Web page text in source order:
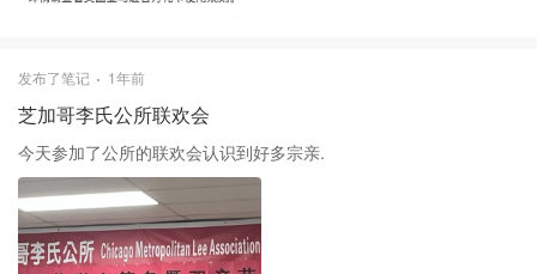
发布了笔记 1年前
芝加哥李氏公所联欢会
今天参加了公所的联欢会认识到好多宗亲.